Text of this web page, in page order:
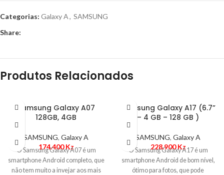
Categorias: Galaxy A, SAMSUNG
Share:
Produtos Relacionados
Samsung Galaxy A07
128GB, 4GB
SAMSUNG, Galaxy A
174.400Kz
O Samsung Galaxy A07 é um
smartphone Android completo, que
não tem muito a invejar aos mais
Samsung Galaxy A17 (6.7”
– 4 GB – 128 GB )
SAMSUNG, Galaxy A
228.900Kz
O Samsung Galaxy A17 é um
smartphone Android de bom nível,
ótimo para fotos, que pode